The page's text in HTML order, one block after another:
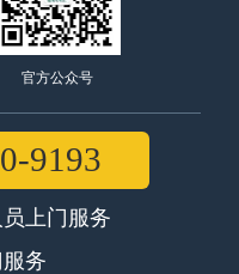
官方公众号
9193
上门服务
务